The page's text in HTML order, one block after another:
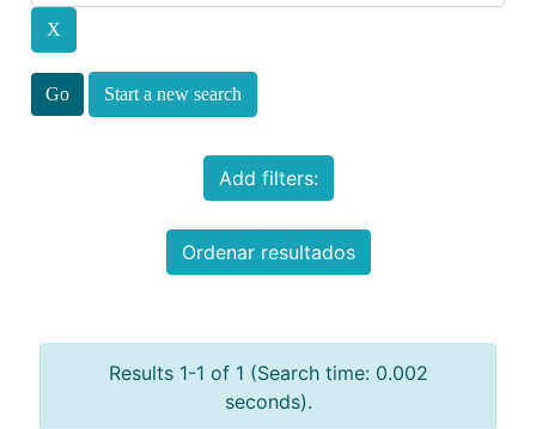
Start a new search
Add filters:
Ordenar resultados
Results 1-1 of 1 (Search time: 0.002
seconds).